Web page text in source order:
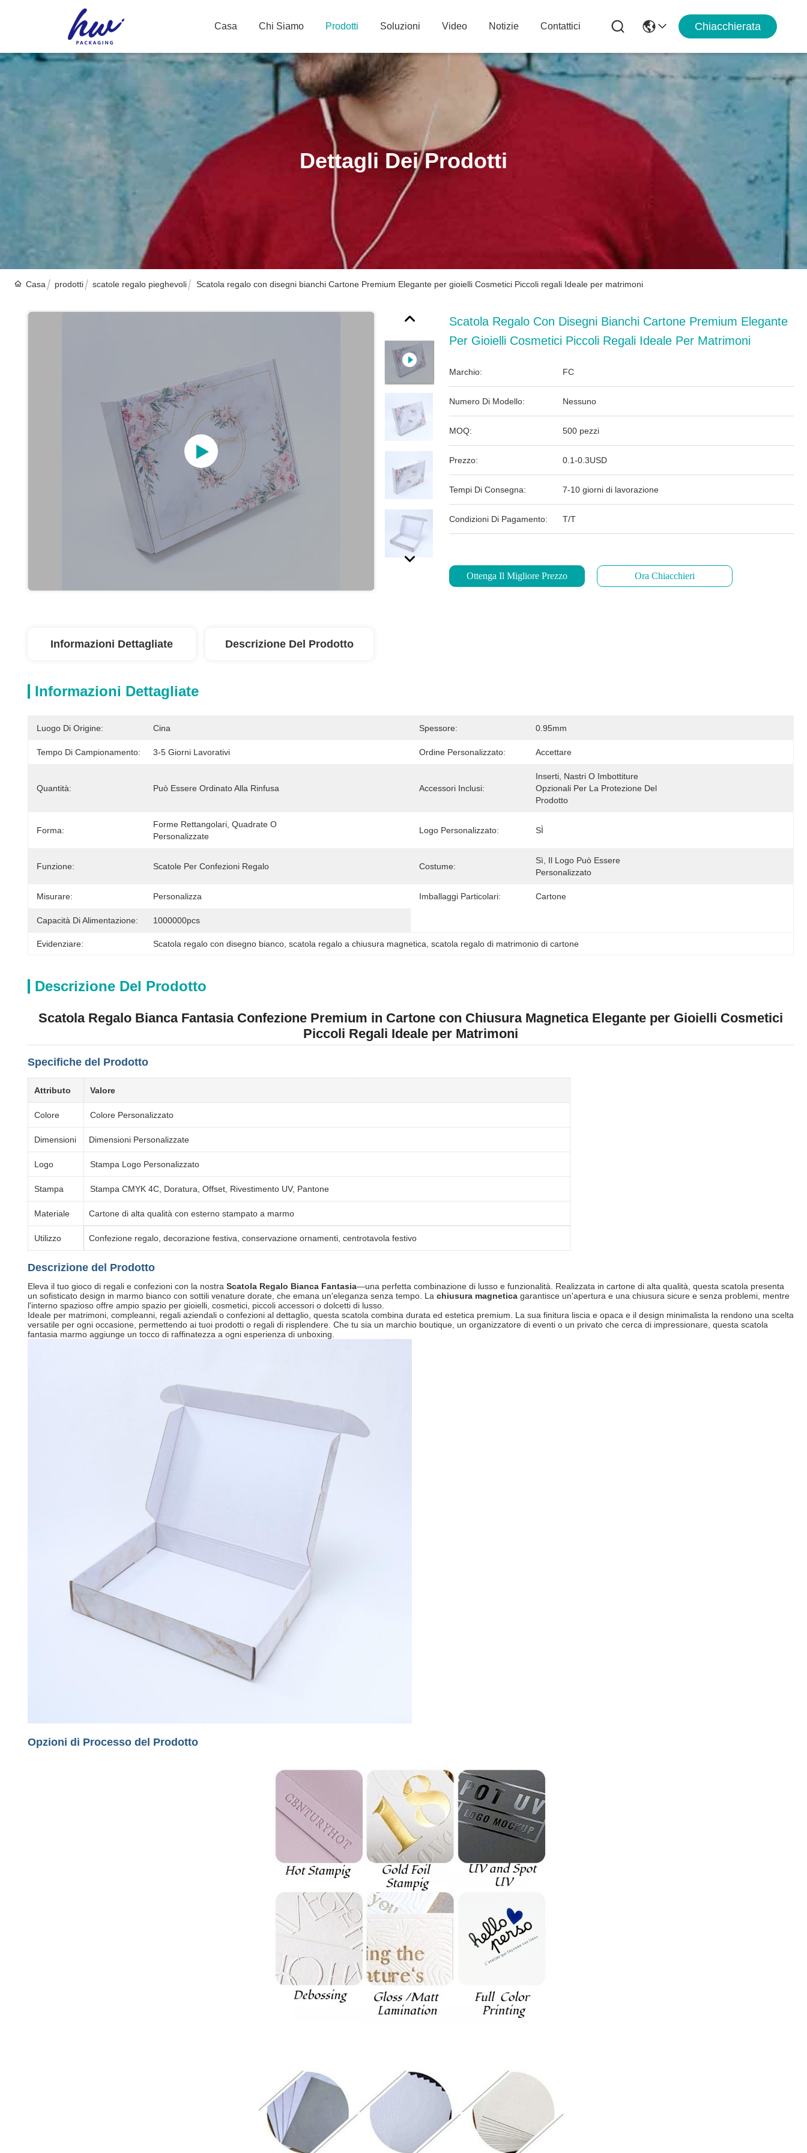
Casa Chi Siamo Prodotti Soluzioni Video Notizie Contattici Chiacchierata
Dettagli Dei Prodotti
Casa prodotti scatole regalo pieghevoli Scatola regalo con disegni bianchi Cartone Premium Elegante per gioielli Cosmetici Piccoli regali Ideale per matrimoni
Scatola Regalo Con Disegni Bianchi Cartone Premium Elegante
Per Gioielli Cosmetici Piccoli Regali Ideale Per Matrimoni
Marchio: FC
Numero Di Modello: Nessuno
MOQ: 500 pezzi
Prezzo: 0.1-0.3USD
Tempi Di Consegna: 7-10 giorni di lavorazione
Condizioni Di Pagamento: T/T
Ottenga Il Migliore Prezzo Ora Chiacchieri
Informazioni Dettagliate Descrizione Del Prodotto
Informazioni Dettagliate
Luogo Di Origine: Cina Spessore: 0.95mm
Tempo Di Campionamento: 3-5 Giorni Lavorativi Ordine Personalizzato: Accettare
Quantità: Può Essere Ordinato Alla Rinfusa Accessori Inclusi:
Inserti, Nastri O Imbottiture
Opzionali Per La Protezione Del
Prodotto
Forma:
Forme Rettangolari, Quadrate O
Personalizzate
Logo Personalizzato: SÌ
Funzione: Scatole Per Confezioni Regalo Costume:
Sì, Il Logo Può Essere
Personalizzato
Misurare: Personalizza Imballaggi Particolari: Cartone
Capacità Di Alimentazione: 1000000pcs
Evidenziare: Scatola regalo con disegno bianco scatola regalo a chiusura magnetica scatola regalo di matrimonio di cartone
Descrizione Del Prodotto
Scatola Regalo Bianca Fantasia Confezione Premium in Cartone con Chiusura Magnetica Elegante per Gioielli Cosmetici
Piccoli Regali Ideale per Matrimoni
Specifiche del Prodotto
Attributo Valore
Colore Colore Personalizzato
Dimensioni Dimensioni Personalizzate
Logo Stampa Logo Personalizzato
Stampa Stampa CMYK 4C, Doratura, Offset, Rivestimento UV, Pantone
Materiale Cartone di alta qualità con esterno stampato a marmo
Utilizzo Confezione regalo, decorazione festiva, conservazione ornamenti, centrotavola festivo
Descrizione del Prodotto
Eleva il tuo gioco di regali e confezioni con la nostra Scatola Regalo Bianca Fantasia—una perfetta combinazione di lusso e funzionalità. Realizzata in cartone di alta qualità, questa scatola presenta
un sofisticato design in marmo bianco con sottili venature dorate, che emana un'eleganza senza tempo. La chiusura magnetica ​ garantisce un'apertura e una chiusura sicure e senza problemi, mentre
l'interno spazioso offre ampio spazio per gioielli, cosmetici, piccoli accessori o dolcetti di lusso.
Ideale per matrimoni, compleanni, regali aziendali o confezioni al dettaglio, questa scatola combina durata ed estetica premium. La sua finitura liscia e opaca e il design minimalista la rendono una scelta
versatile per ogni occasione, permettendo ai tuoi prodotti o regali di risplendere. Che tu sia un marchio boutique, un organizzatore di eventi o un privato che cerca di impressionare, questa scatola
fantasia marmo aggiunge un tocco di raffinatezza a ogni esperienza di unboxing.
Opzioni di Processo del Prodotto